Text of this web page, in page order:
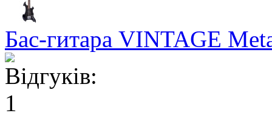
Бас-гитара VINTAGE